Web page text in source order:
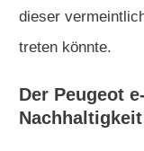
dieser
treten könnte.
Der Peugeot
Nachhaltigkeit